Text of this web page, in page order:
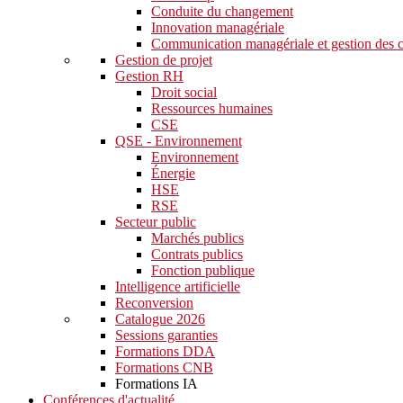
Conduite du changement
Innovation managériale
Communication managériale et gestion des
Gestion de projet
Gestion RH
Droit social
Ressources humaines
CSE
QSE - Environnement
Environnement
Énergie
HSE
RSE
Secteur public
Marchés publics
Contrats publics
Fonction publique
Intelligence artificielle
Reconversion
Catalogue 2026
Sessions garanties
Formations DDA
Formations CNB
Formations IA
Conférences d'actualité